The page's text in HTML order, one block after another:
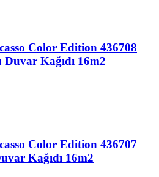
Color Edition 436708
Kağıdı 16m2
Color Edition 436707
Kağıdı 16m2